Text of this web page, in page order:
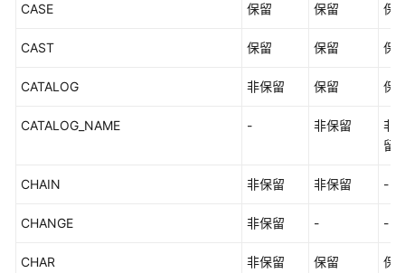
系
视
CASE 保留 保留 保
CAST 保留 保留 保
CATALOG 非保留 保留 保
CATALOG_NAME - 非保留
非
留
CHAIN 非保留 非保留 -
CHANGE 非保留 - -
CHAR
非保留
保留 保